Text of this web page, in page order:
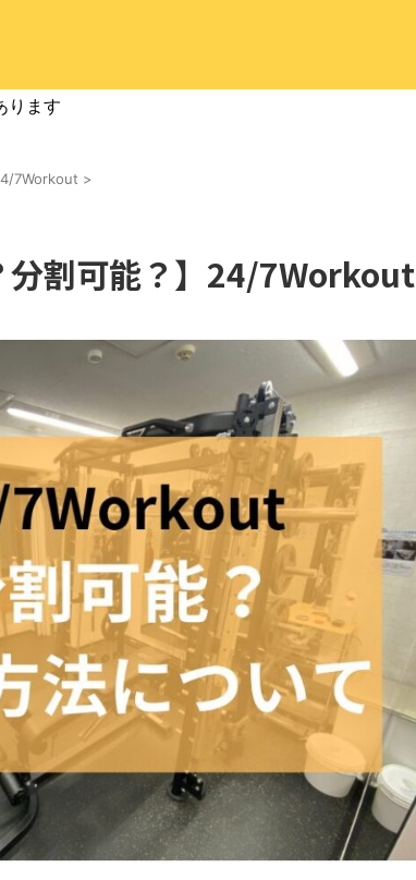
ります
7Workout >
分割可能？】24/7Workout